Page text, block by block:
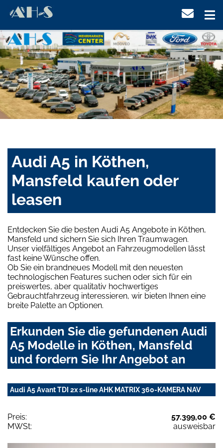
Audi A5 in Köthen,
Mansfeld kaufen oder
leasen
Entdecken Sie die besten Audi A5 Angebote in Köthen,
Mansfeld und sichern Sie sich Ihren Traumwagen.
Unser vielfältiges Angebot an Fahrzeugmodellen lässt
fast keine Wünsche offen.
Ob Sie ein brandneues Modell mit den neuesten
technologischen Features suchen oder sich für ein
preiswertes, aber qualitativ hochwertiges
Gebrauchtfahrzeug interessieren, wir bieten Ihnen eine
breite Palette an Optionen.
Erkunden Sie die gefundenen Audi
A5 Modelle in Köthen, Mansfeld
und fordern Sie Ihr Angebot an
Audi A5 Avant TDI 2x s-line AHK MATRIX 360-KAMERA NAV
Preis:
57.399,00 €
MWSt:
ausweisbar